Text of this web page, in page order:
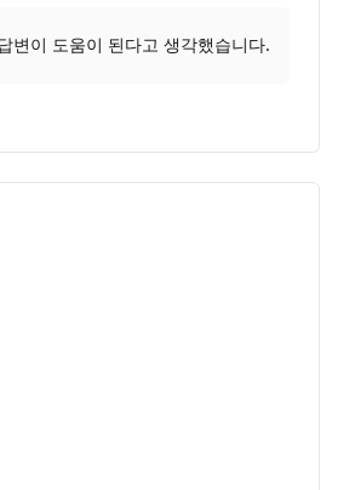
변이 도움이 된다고 생각했습니다.